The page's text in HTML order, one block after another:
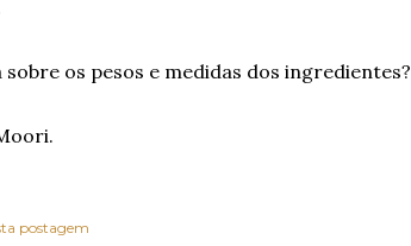
sobre os pesos e medidas dos ingredientes?
postagem